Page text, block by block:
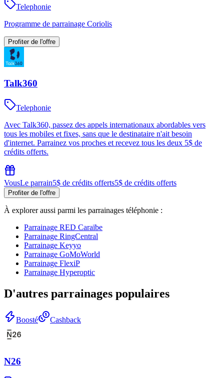
Telephonie
Programme de parrainage Coriolis
Profiter de l'offre
Talk360
Telephonie
Avec Talk360, passez des appels internationaux abordables vers
tous les mobiles et fixes, sans que le destinataire n'ait besoin
d'internet. Parrainez vos proches et recevez tous les deux 5$ de
crédits offerts.
VousLe parrain5$ de crédits offerts5$ de crédits offerts
Profiter de l'offre
À explorer aussi parmi les parrainages téléphonie :
Parrainage RED Caraïbe
Parrainage RingCentral
Parrainage Keyyo
Parrainage GoMoWorld
Parrainage FlexiP
Parrainage Hyperoptic
D'autres parrainages populaires
Boosté Cashback
N26